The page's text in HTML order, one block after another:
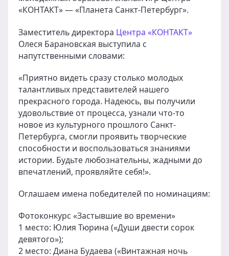
«КОНТАКТ» — «Планета Санкт-Петербург».
Заместитель директора Центра «КОНТАКТ»
Олеся Барановская выступила с
напутственными словами:
«Приятно видеть сразу столько молодых
талантливых представителей нашего
прекрасного города. Надеюсь, вы получили
удовольствие от процесса, узнали что-то
новое из культурного прошлого Санкт-
Петербурга, смогли проявить творческие
способности и воспользоваться знаниями
истории. Будьте любознательны, жадными до
впечатлений, проявляйте себя!».
Оглашаем имена победителей по номинациям:
Фотоконкурс «Застывшие во времени»
1 место: Юлия Тюрина («Души двести сорок
девятого»);
2 место: Диана Будаева («Винтажная ночь